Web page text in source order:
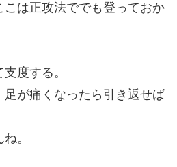
は正攻法ででも登っておか
度する。
足が痛くなったら引き返せば
。